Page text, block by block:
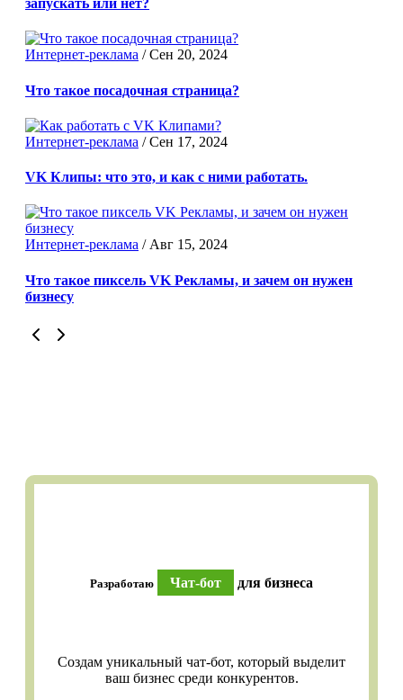
запускать или нет?
Интернет-реклама /Сен 20, 2024
Что такое посадочная страница?
Интернет-реклама /Сен 17, 2024
VK Клипы: что это, и как с ними работать.
Интернет-реклама /Авг 15, 2024
Что такое пиксель VK Рекламы, и зачем он нужен
бизнесу
Разработаю Чат-бот для бизнеса
Создам уникальный чат-бот, который выделит
ваш бизнес среди конкурентов.